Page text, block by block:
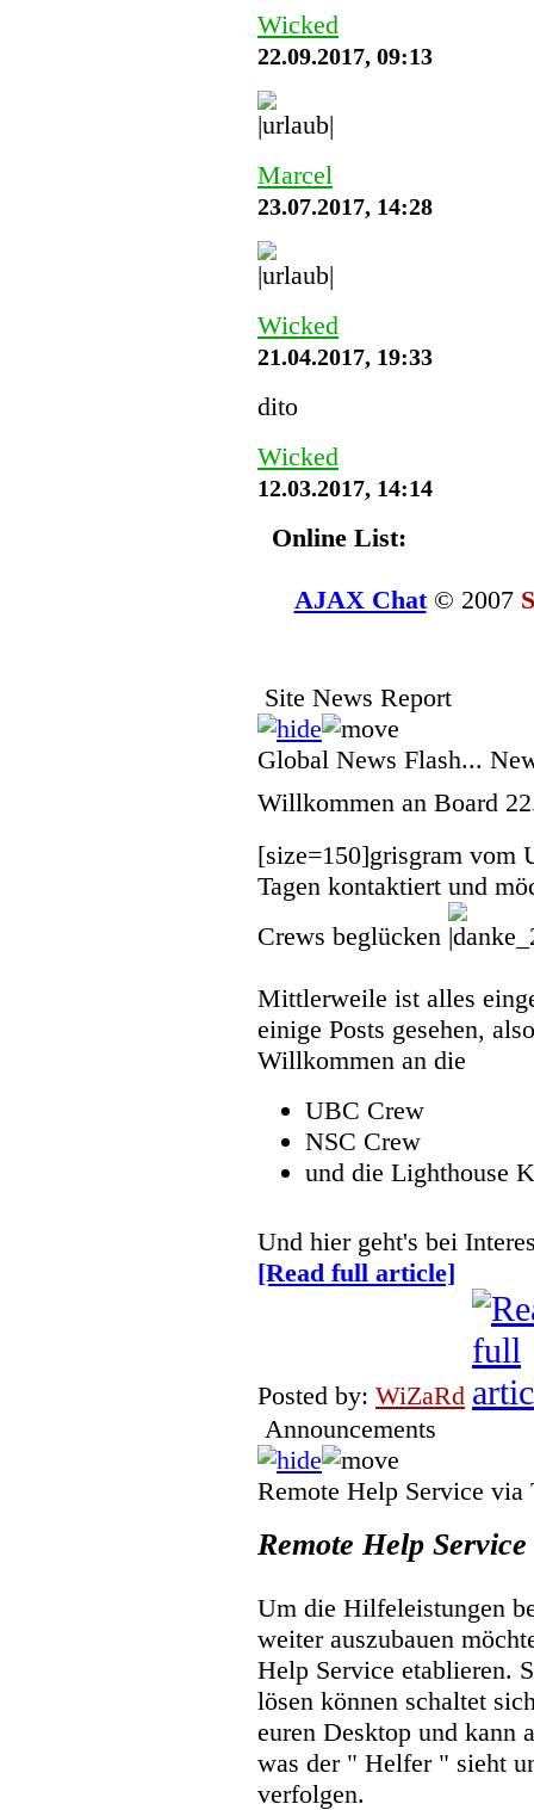
Wicked
22.09.2017, 09:13
Marcel
23.07.2017, 14:28
Wicked
21.04.2017, 19:33
dito
Wicked
12.03.2017, 14:14
Online List:
AJAX Chat© 2007
Site News Report
Global News Flash...
Willkommen an Board
[size=150]grisgram vom
Tagen kontaktiert und
Crews beglücken
Mittlerweile ist alles
einige Posts gesehen,
Willkommen an die
UBC Crew
NSC Crew
und die Lighthouse
Und hier geht's bei
[Read full article]
Posted by: WiZaRd
Announcements
Remote Help Service via
Remote Help
Um die Hilfeleistungen
weiter auszubauen
Help Service etablieren.
lösen können schaltet
euren Desktop und kann
was der " Helfer " sieht
verfolgen.